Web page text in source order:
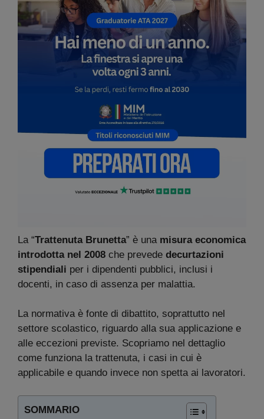
La “Trattenuta Brunetta” è una misura economica
introdotta nel 2008 che prevede decurtazioni
stipendiali per i dipendenti pubblici, inclusi i
docenti, in caso di assenza per malattia.
La normativa è fonte di dibattito, soprattutto nel
settore scolastico, riguardo alla sua applicazione e
alle eccezioni previste. Scopriamo nel dettaglio
come funziona la trattenuta, i casi in cui è
applicabile e quando invece non spetta ai lavoratori.
SOMMARIO